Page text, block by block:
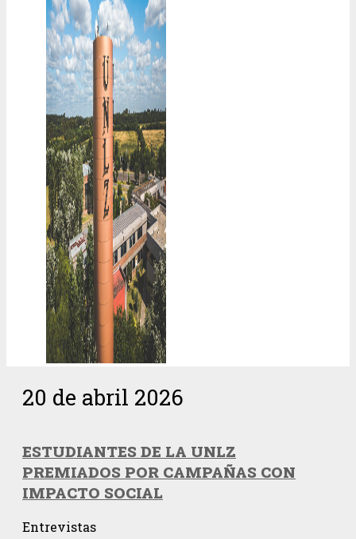
20 de abril 2026
ESTUDIANTES DE LA UNLZ
PREMIADOS POR CAMPAÑAS CON
IMPACTO SOCIAL
Entrevistas